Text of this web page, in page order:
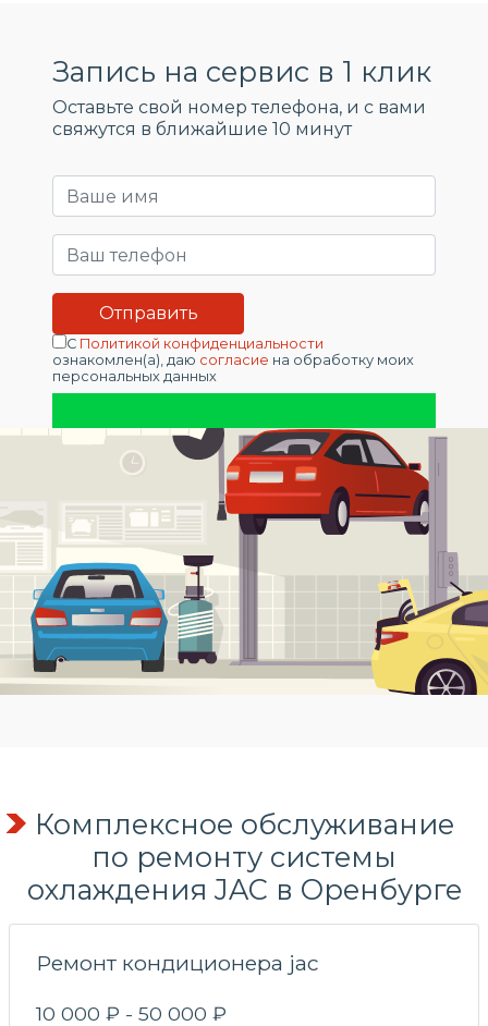
Запись на сервис в 1 клик
Оставьте свой номер телефона, и c вами
свяжутся в ближайшие 10 минут
С Политикой конфиденциальности
ознакомлен(а), даю согласие на обработку моих
персональных данных
Комплексное обслуживание
по ремонту системы
охлаждения JAC в Оренбурге
Ремонт кондиционера jac
10 000 ₽ - 50 000 ₽